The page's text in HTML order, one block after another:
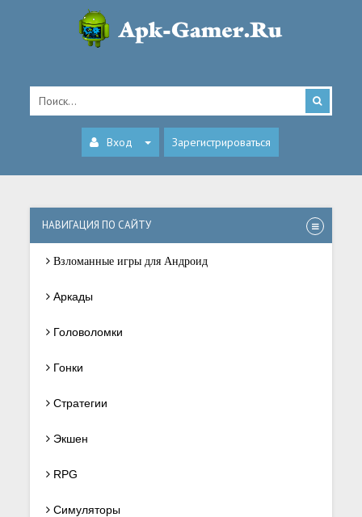
Вход Зарегистрироваться
НАВИГАЦИЯ ПО САЙТУ
Взломанные игры для Андроид
Аркады
Головоломки
Гонки
Стратегии
Экшен
RPG
Симуляторы